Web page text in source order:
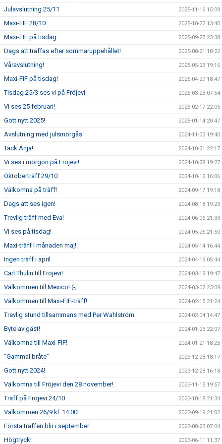
Julavslutning 25/11 2025-11-16 15:09
Maxi-FIF 28/10 2025-10-22 13:40
Maxi-FIF på tisdag 2025-09-27 23:38
Dags att träffas efter sommaruppehållet! 2025-08-21 18:22
Våravslutning! 2025-05-23 19:16
Maxi-FIF på tisdag! 2025-04-27 18:47
Tisdag 25/3 ses vi på Fröjevi 2025-03-23 07:54
Vi ses 25 februari! 2025-02-17 22:05
Gott nytt 2025! 2025-01-14 20:47
Avslutning med julsmörgås 2024-11-03 19:40
Tack Anja! 2024-10-31 22:17
Vi ses i morgon på Fröjevi! 2024-10-28 19:27
Oktoberträff 29/10 2024-10-12 16:06
Välkomna på träff! 2024-09-17 19:18
Dags att ses igen! 2024-08-18 19:23
Trevlig träff med Eva! 2024-06-06 21:33
Vi ses på tisdag! 2024-05-26 21:50
Maxi-träff i månaden maj! 2024-05-14 16:44
Ingen träff i april 2024-04-19 05:44
Carl Thulin till Fröjevi! 2024-03-19 19:47
Välkommen till Mexico! (-; 2024-03-02 23:09
Välkommen till Maxi-FIF-träff! 2024-02-15 21:24
Trevlig stund tillsammans med Per Wahlström 2024-02-04 14:47
Byte av gäst! 2024-01-23 22:07
Välkomna till Maxi-FIF! 2024-01-21 18:25
”Gammal bråte” 2023-12-28 18:17
Gott nytt 2024! 2023-12-28 16:18
Välkomna till Fröjevi den 28 november! 2023-11-15 19:57
Träff på Fröjevi 24/10 2023-10-18 21:34
Välkommen 26/9 kl. 14.00! 2023-09-19 21:02
Första träffen blir i september 2023-08-23 07:04
Högtryck! 2023-06-11 11:37